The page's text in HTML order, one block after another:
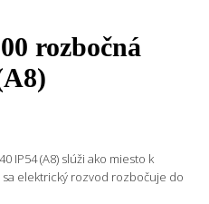
rozbočná
IP54 (A8) slúži ako miesto k
elektrický rozvod rozbočuje do